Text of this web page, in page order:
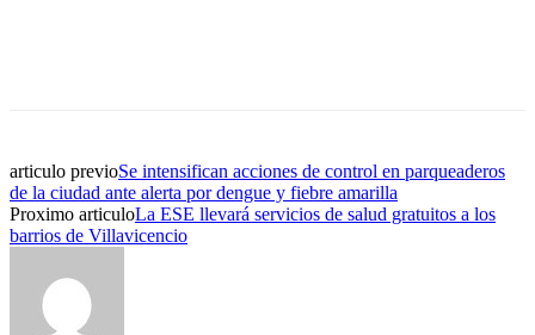
articulo previoSe intensifican acciones de control en parqueaderos
de la ciudad ante alerta por dengue y fiebre amarilla
Proximo articuloLa ESE llevará servicios de salud gratuitos a los
barrios de Villavicencio